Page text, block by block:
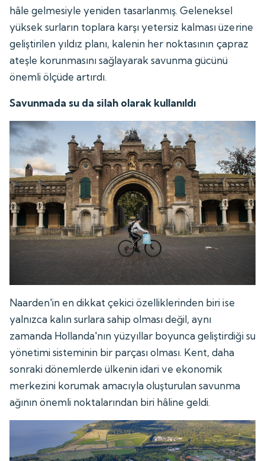
hâle gelmesiyle yeniden tasarlanmış. Geleneksel
yüksek surların toplara karşı yetersiz kalması üzerine
geliştirilen yıldız planı, kalenin her noktasının çapraz
ateşle korunmasını sağlayarak savunma gücünü
önemli ölçüde artırdı.
Savunmada su da silah olarak kullanıldı
Naarden'in en dikkat çekici özelliklerinden biri ise
yalnızca kalın surlara sahip olması değil, aynı
zamanda Hollanda'nın yüzyıllar boyunca geliştirdiği su
yönetimi sisteminin bir parçası olması. Kent, daha
sonraki dönemlerde ülkenin idari ve ekonomik
merkezini korumak amacıyla oluşturulan savunma
ağının önemli noktalarından biri hâline geldi.